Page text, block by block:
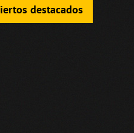
destacados